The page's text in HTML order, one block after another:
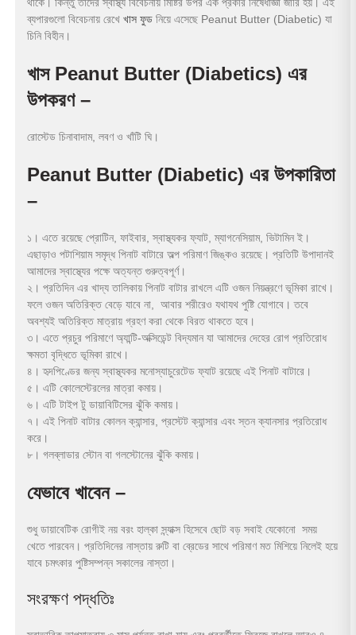
ব্যপারগুলো বিবেচনায় রেখেখাস ফুড নিয়ে এসেছে Peanut Butter (Diabetic) যা
চিনি বিহীন।
খাস Peanut Butter (Diabetics) এর
উপকরণ –
রোস্টেড চিনাবাদাম, লবণ ও খাঁটি ঘি।
Peanut Butter (Diabetic) এর উপকারিতা
–
১। এতে রয়েছে প্রোটিন, ফাইবার, স্বাস্থ্যকর ফ্যাট, ম্যাগনেসিয়াম, ভিটামিন ই।
এছাড়াও পটাশিয়াম সমৃদ্ধ পিনাট বাটারে অল্প পরিমাণ জিঙ্কও রয়েছে। প্রতিটি উপাদানই
আমাদের স্বাস্থ্যের পক্ষে অত্যন্ত গুরুত্বপূর্ণ।
২। প্রতিদিন এর খাদ্য তালিকায় পিনাট বাটার রাখলে এটি ওজন নিয়ন্ত্রণে ভূমিকা রাখে।
ফলে ওজন অতিরিক্ত বেড়ে যাবে না, আবার শরীরেও যথাযথ পুষ্টি যোগাবে। তবে
অবশ্যই অতিরিক্ত মাত্রায় গ্রহণ করা থেকে বিরত থাকতে হবে।
৩। এতে প্রচুর পরিমাণে অ্যান্টি-অক্সিডেন্ট বিদ্যমান যা আমাদের দেহের রোগ প্রতিরোধ
ক্ষমতা বৃদ্ধিতে ভূমিকা রাখে।
৪। হৃদপিণ্ডের জন্য স্বাস্থ্যকর মনোস্যাচুরেটেড ফ্যাট রয়েছে এই পিনাট বাটারে।
৫। এটি কোলেস্টেরলের মাত্রা কমায়।
৬। এটি টাইপ টু ডায়াবিটিসের ঝুঁকি কমায়।
৭। এই পিনাট বাটার কোলন ক্যান্সার, প্রস্টেট ক্যান্সার এবং স্তন ক্যানসার প্রতিরোধ
করে।
৮। গলব্লাডার স্টোন বা গলস্টোনের ঝুঁকি কমায়।
যেভাবে খাবেন –
শুধু ডায়াবেটিক রোগীই নয় বরং হাল্কা স্ন্যাক্স হিসেবে ছোট বড় সবাই যেকোনো সময়
খেতে পারবেন। প্রতিদিনের নাস্তায় রুটি বা ব্রেডের সাথে পরিমাণ মত মিশিয়ে নিলেই হয়ে
যাবে চমৎকার পুষ্টিসম্পন্ন সকালের নাস্তা।
সংরক্ষণ পদ্ধতিঃ